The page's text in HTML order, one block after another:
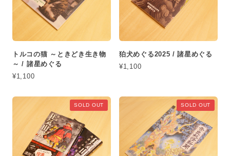
トルコの猫 ～ときどき生き物
～ / 諸星めぐる
¥1,100
狛犬めぐる2025 / 諸星めぐる
¥1,100
SOLD OUT SOLD OUT